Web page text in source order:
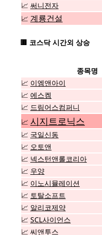
📈 써니전자
📈 계룡건설
🟥 코스닥 시간외 상승
종목명
📈 이엠앤아이
📈 에스켐
📈 드림어스컴퍼니
📈 시지트로닉스
📈 국일신동
📈 오토앤
📈 넥스턴앤롤코리아
📈 우양
📈 이노시뮬레이션
📈 토탈소프트
📈 알리코제약
📈 SCL사이언스
📈 씨앤투스